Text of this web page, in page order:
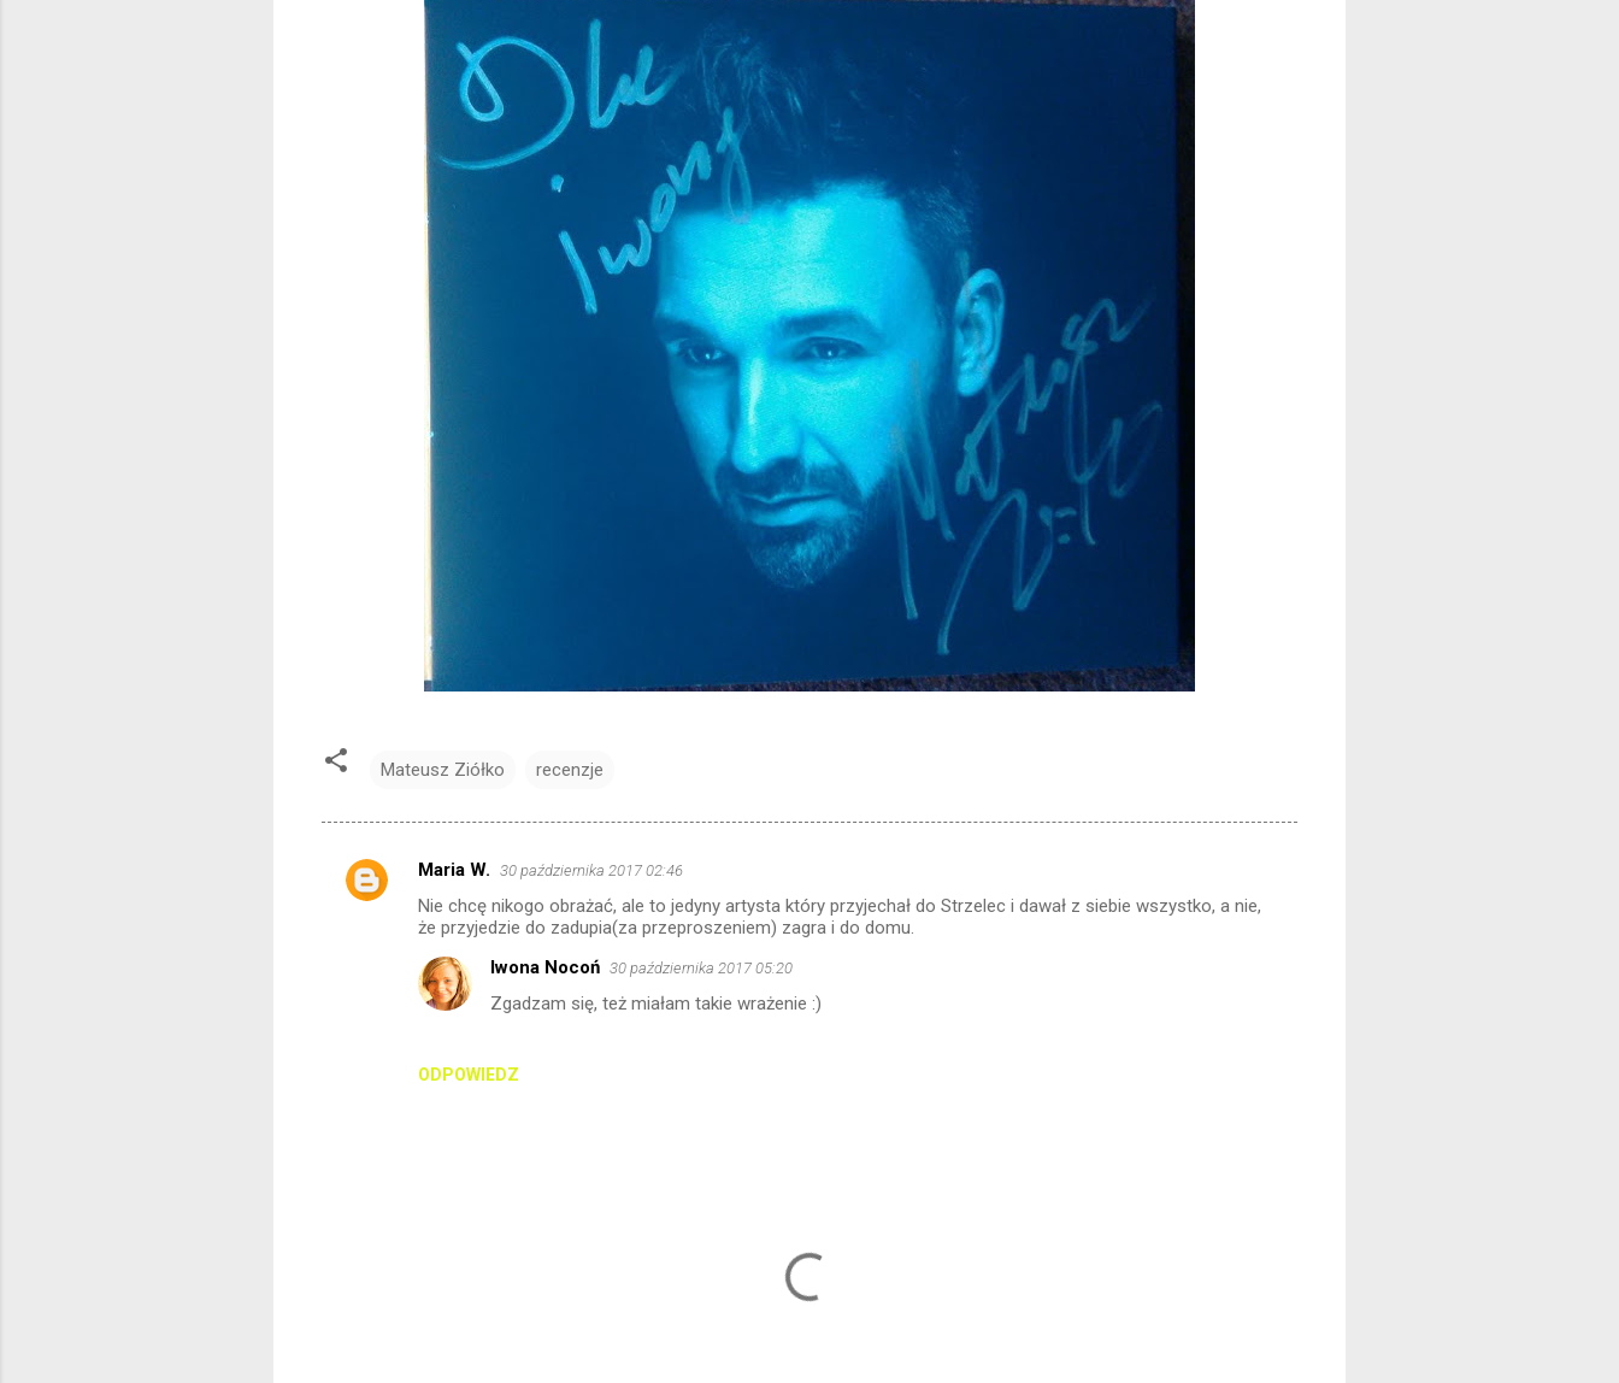
Mateusz Ziółko recenzje
K
Maria W. 30 października 2017 02:46
Nie chcę nikogo obrażać, ale to jedyny artysta który przyjechał do Strzelec i dawał z siebie wszystko, a nie,
że przyjedzie do zadupia(za przeproszeniem) zagra i do domu.
ODPOWIEDZ
Iwona Nocoń 30 października 2017 05:20
Zgadzam się, też miałam takie wrażenie :)